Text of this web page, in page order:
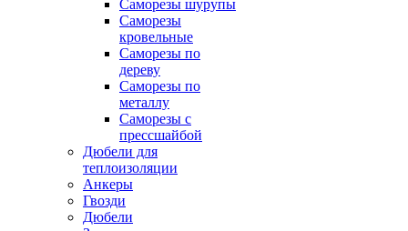
Саморезы шурупы
Саморезы
кровельные
Саморезы по
дереву
Саморезы по
металлу
Саморезы с
прессшайбой
Дюбели для
теплоизоляции
Анкеры
Гвозди
Дюбели